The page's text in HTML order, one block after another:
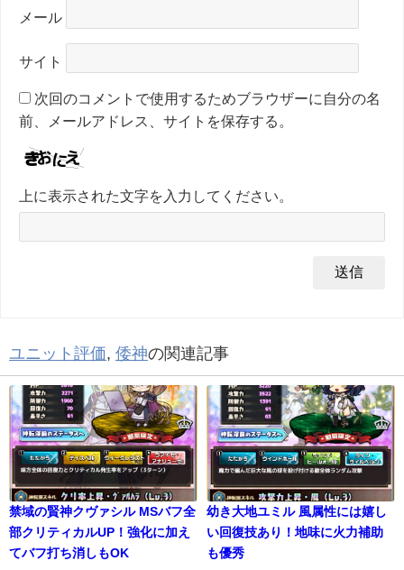
メール
サイト
次回のコメントで使用するためブラウザーに自分の名
前、メールアドレス、サイトを保存する。
上に表示された文字を入力してください。
ユニット評価, 倭神の関連記事
禁域の賢神クヴァシル MSバフ全
部クリティカルUP！強化に加え
てバフ打ち消しもOK
幼き大地ユミル 風属性には嬉し
い回復技あり！地味に火力補助
も優秀